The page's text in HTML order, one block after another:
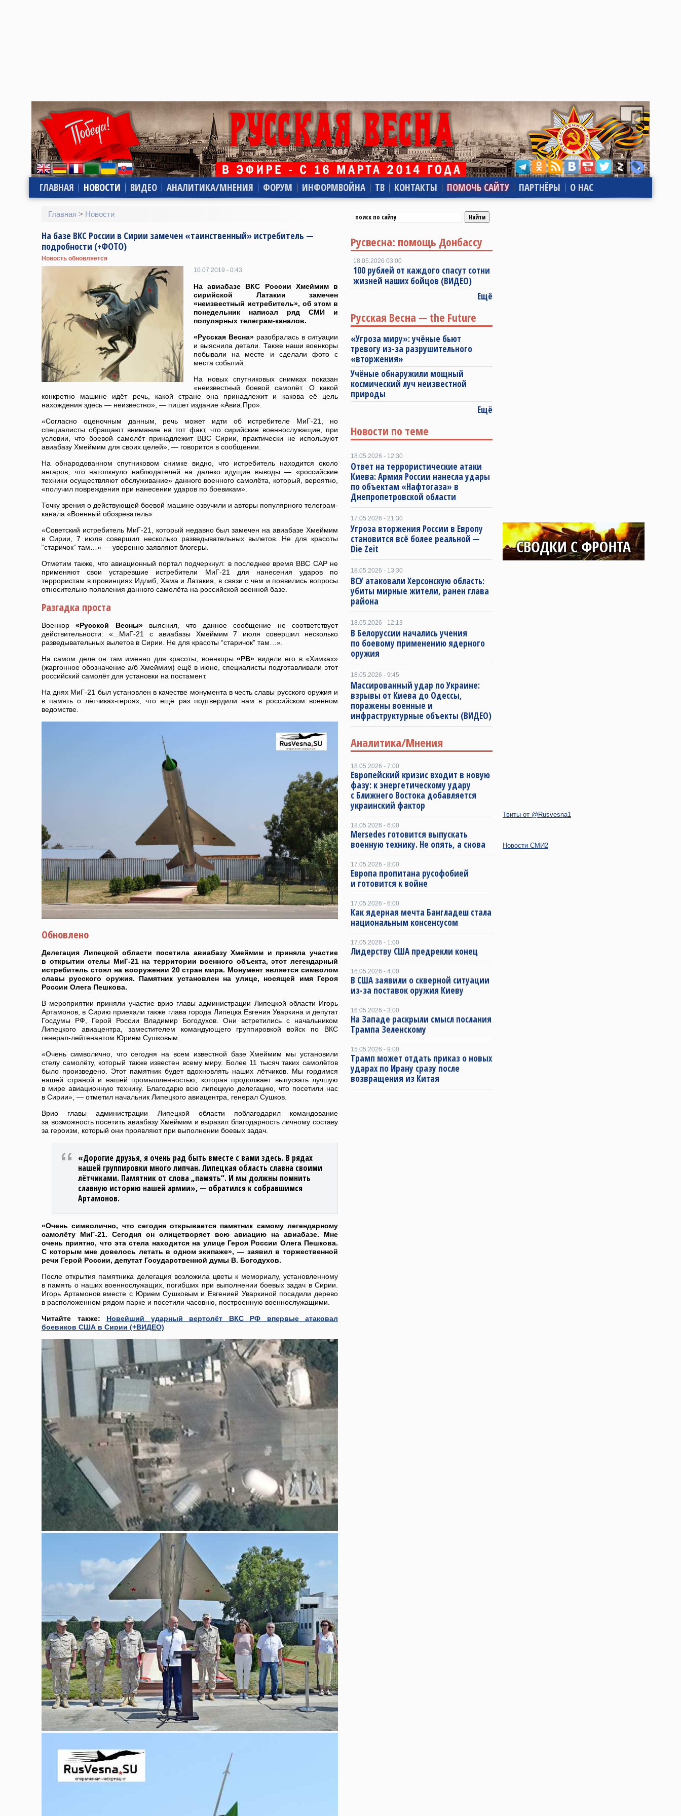
ГЛАВНАЯ НОВОСТИ ВИДЕО АНАЛИТИКА/МНЕНИЯ ФОРУМ ИНФОРМВОЙНА ТВ КОНТАКТЫ ПОМОЧЬ САЙТУ ПАРТНЁРЫ О НАС
Главная > Новости
На базе ВКС России в Сирии замечен «таинственный» истребитель —
подробности (+ФОТО)
Новость обновляется
10.07.2019 - 0:43
На авиабазе ВКС России Хмеймим в
сирийской Латакии замечен
«неизвестный истребитель», об этом в
понедельник написал ряд СМИ и
популярных телеграм-каналов.
«Русская Весна» разобралась в ситуации
и выяснила детали. Также наши военкоры
побывали на месте и сделали фото с
места событий.
На новых спутниковых снимках показан
«неизвестный боевой самолёт. О какой
конкретно машине идёт речь, какой стране она принадлежит и какова её цель
нахождения здесь — неизвестно», — пишет издание «Авиа.Про».
«Согласно оценочным данным, речь может идти об истребителе МиГ-21, но
специалисты обращают внимание на тот факт, что сирийские военнослужащие, при
условии, что боевой самолёт принадлежит ВВС Сирии, практически не используют
авиабазу Хмеймим для своих целей», — говорится в сообщении.
На обнародованном спутниковом снимке видно, что истребитель находится около
ангаров, что натолкнуло наблюдателей на далеко идущие выводы — «российские
техники осуществляют обслуживание» данного военного самолёта, который, вероятно,
«получил повреждения при нанесении ударов по боевикам».
Точку зрения о действующей боевой машине озвучили и авторы популярного телеграм-
канала «Военный обозреватель»
«Советский истребитель МиГ-21, который недавно был замечен на авиабазе Хмеймим
в Сирии, 7 июля совершил несколько разведывательных вылетов. Не для красоты
“старичок” там…» — уверенно заявляют блогеры.
Отметим также, что авиационный портал подчеркнул: в последнее время ВВС САР не
применяют свои устаревшие истребители МиГ-21 для нанесения ударов по
террористам в провинциях Идлиб, Хама и Латакия, в связи с чем и появились вопросы
относительно появления данного самолёта на российской военной базе.
Разгадка проста
Военкор «Русской Весны» выяснил, что данное сообщение не соответствует
действительности: «...МиГ-21 с авиабазы Хмеймим 7 июля совершил несколько
разведывательных вылетов в Сирии. Не для красоты “старичок” там…».
На самом деле он там именно для красоты, военкоры«РВ» видели его в «Химках»
(жаргонное обозначение а/б Хмеймим) ещё в июне​, специалисты подготавливали этот
российский самолёт для установки на постамент.
На днях МиГ-21 был установлен в качестве монумента в честь славы русского оружия и
в память о лётчиках-героях, что ещё раз подтвердили нам в российском военном
ведомстве.
Обновлено
Делегация Липецкой области посетила авиабазу Хмеймим и приняла участие
в открытии стелы МиГ-21 на территории военного объекта, этот легендарный
истребитель стоял на вооружении 20 стран мира. Монумент является символом
славы русского оружия. Памятник установлен на улице, носящей имя Героя
России Олега Пешкова.
В мероприятии приняли участие врио главы администрации Липецкой области Игорь
Артамонов, в Сирию приехали также глава города Липецка Евгения Уваркина и депутат
Госдумы РФ, Герой России Владимир Богодухов. Они встретились с начальником
Липецкого авиацентра, заместителем командующего группировкой войск по ВКС
генерал-лейтенантом Юрием Сушковым.
«Очень символично, что сегодня на всем известной базе Хмеймим мы установили
стелу самолёту, который также известен всему миру. Более 11 тысяч таких самолётов
было произведено. Этот памятник будет вдохновлять наших лётчиков. Мы гордимся
нашей страной и нашей промышленностью, которая продолжает выпускать лучшую
в мире авиационную технику. Благодарю всю липецкую делегацию, что посетили нас
в Сирии», — отметил начальник Липецкого авиацентра, генерал Сушков.
Врио главы администрации Липецкой области поблагодарил командование
за возможность посетить авиабазу Хмеймим и выразил благодарность личному составу
за героизм, который они проявляют при выполнении боевых задач.
«Дорогие друзья, я очень рад быть вместе с вами здесь. В рядах
нашей группировки много липчан. Липецкая область славна своими
лётчиками. Памятник от слова „память“. И мы должны помнить
славную историю нашей армии», — обратился к собравшимся
Артамонов.
«Очень символично, что сегодня открывается памятник самому легендарному
самолёту МиГ-21. Сегодня он олицетворяет всю авиацию на авиабазе. Мне
очень приятно, что эта стела находится на улице Героя России Олега Пешкова.
С которым мне довелось летать в одном экипаже», — заявил в торжественной
речи Герой России, депутат Государственной думы В. Богодухов.
После открытия памятника делегация возложила цветы к мемориалу, установленному
в память о наших военнослужащих, погибших при выполнении боевых задач в Сирии.
Игорь Артамонов вместе с Юрием Сушковым и Евгенией Уваркиной посадили дерево
в расположенном рядом парке и посетили часовню, построенную военнослужащими.
Читайте также: Новейший ударный вертолёт ВКС РФ впервые атаковал
боевиков США в Сирии (+ВИДЕО)
Русвесна: помощь Донбассу
18.05.2026 03:00
100 рублей от каждого спасут сотни
жизней наших бойцов (ВИДЕО)
Ещё
Русская Весна — the Future
«Угроза миру»: учёные бьют
тревогу из-за разрушительного
«вторжения»
Учёные обнаружили мощный
космический луч неизвестной
природы
Ещё
Новости по теме
18.05.2026 - 12:30
Ответ на террористические атаки
Киева: Армия России нанесла удары
по объектам «Нафтогаза» в
Днепропетровской области
17.05.2026 - 21:30
Угроза вторжения России в Европу
становится всё более реальной —
Die Zeit
18.05.2026 - 13:30
ВСУ атаковали Херсонскую область:
убиты мирные жители, ранен глава
района
18.05.2026 - 12:13
В Белоруссии начались учения
по боевому применению ядерного
оружия
18.05.2026 - 9:45
Массированный удар по Украине:
взрывы от Киева до Одессы,
поражены военные и
инфраструктурные объекты (ВИДЕО)
Аналитика/Мнения
18.05.2026 - 7:00
Европейский кризис входит в новую
фазу: к энергетическому удару
с Ближнего Востока добавляется
украинский фактор
18.05.2026 - 6:00
Mersedes готовится выпускать
военную технику. Не опять, а снова
17.05.2026 - 8:00
Европа пропитана русофобией
и готовится к войне
17.05.2026 - 6:00
Как ядерная мечта Бангладеш стала
национальным консенсусом
17.05.2026 - 1:00
Лидерству США предрекли конец
16.05.2026 - 4:00
В США заявили о скверной ситуации
из-за поставок оружия Киеву
16.05.2026 - 3:00
На Западе раскрыли смысл послания
Трампа Зеленскому
15.05.2026 - 9:00
Трамп может отдать приказ о новых
ударах по Ирану сразу после
возвращения из Китая
Твиты от @Rusvesna1
Новости СМИ2